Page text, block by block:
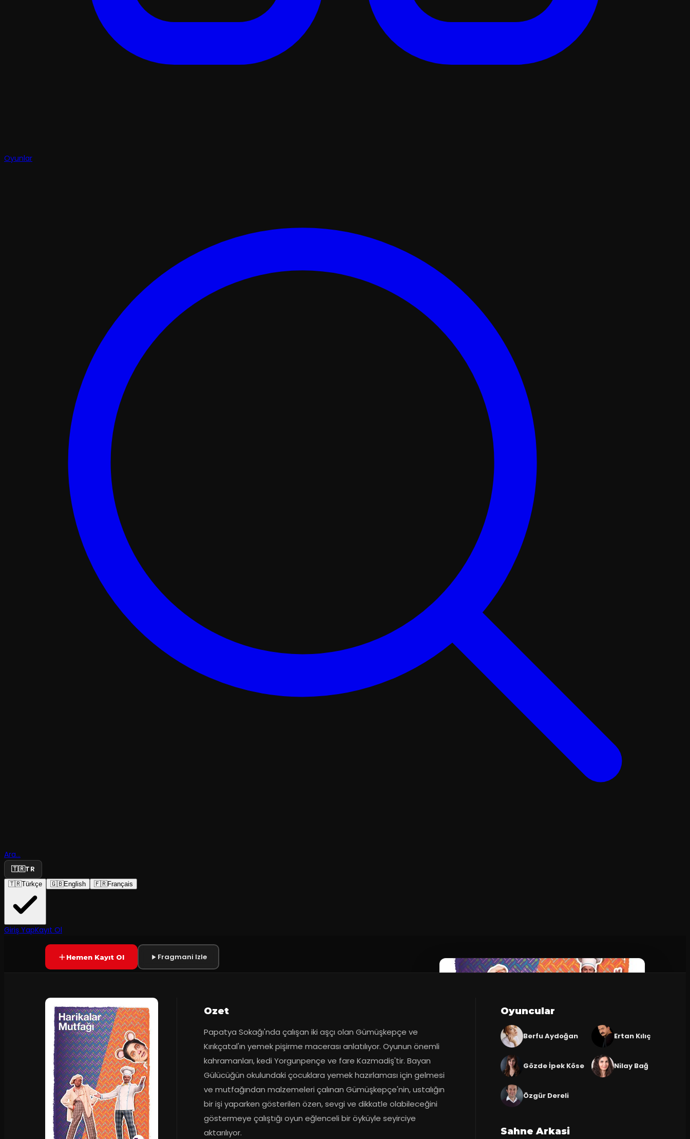
Oyunlar
Ara...
🇹🇷TR
🇹🇷Türkçe 🇬🇧English 🇫🇷Français
Giriş YapKayıt Ol
Mutfağı
YAKINDA
Hemen Kayıt Ol Fragmani Izle
Ozet
Papatya Sokağı'nda çalışan iki aşçı olan Gümüşkepçe ve
Kırıkçatal'ın yemek pişirme macerası anlatılıyor. Oyunun önemli
kahramanları, kedi Yorgunpençe ve fare Kazmadiş'tir. Bayan
Gülücüğün okulundaki çocuklara yemek hazırlaması için gelmesi
ve mutfağından malzemeleri çalınan Gümüşkepçe'nin, ustalığın
bir işi yaparken gösterilen özen, sevgi ve dikkatle olabileceğini
göstermeye çalıştığı oyun eğlenceli bir öyküyle seyirciye
aktarılıyor.
Oyuncular
Berfu Aydoğan Ertan Kılıç
Gözde İpek Köse Nilay Bağ
Özgür Dereli
Sahne Arkasi